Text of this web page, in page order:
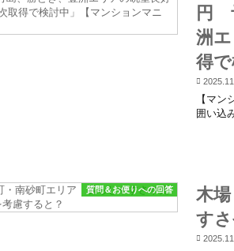
円
洲
得
【マ
囲い込
質問＆お便りへの回答
木
す